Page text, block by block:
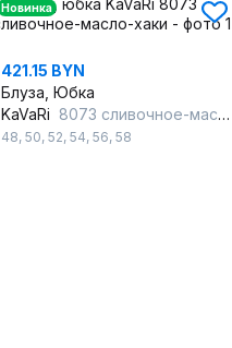
Новинка
421.15 BYN
Блуза, Юбка
KaVaRi 8073 сливочное-масло-хаки
48, 50, 52, 54, 56, 58